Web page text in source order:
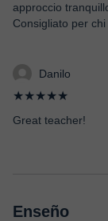
approccio
Consigliato per
Danilo
★★★★★
Great teacher!
Enseño